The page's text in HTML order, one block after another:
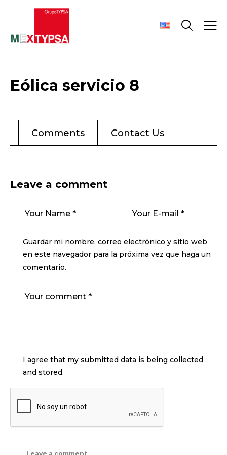
Eólica servicio 8
Comments Contact Us
Leave a comment
Guardar mi nombre, correo electrónico y sitio web
en este navegador para la próxima vez que haga un
comentario.
I agree that my submitted data is being collected
and stored.